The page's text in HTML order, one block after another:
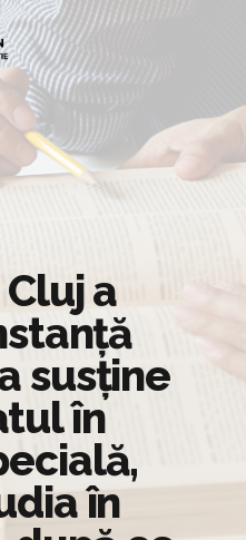
a
susține
în
în